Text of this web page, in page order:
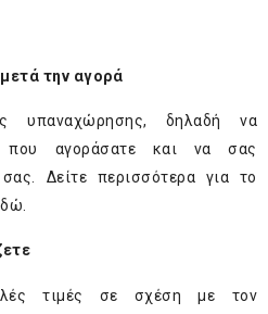
την αγορά
υπαναχώρησης, δηλαδή να
που αγοράσατε και να σας
Δείτε περισσότερα για το
.
τιμές σε σχέση με τον